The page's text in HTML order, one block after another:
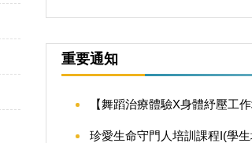
重要通知
【舞蹈治療體驗X身體紓壓工
珍愛生命守門人培訓課程I(學